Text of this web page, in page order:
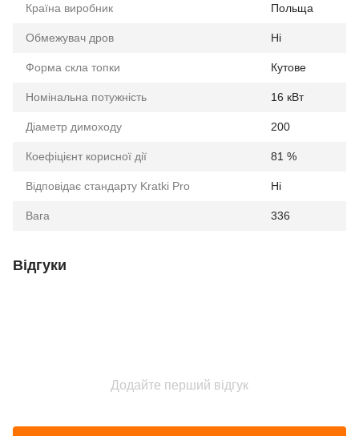
Країна виробник Польща
Обмежувач дров Ні
Форма скла топки Кутове
Номінальна потужність 16 кВт
Діаметр димоходу 200
Коефіцієнт корисної дії 81 %
Відповідає стандарту Kratki Pro Ні
Вага 336
Відгуки
Додайте перший відгук